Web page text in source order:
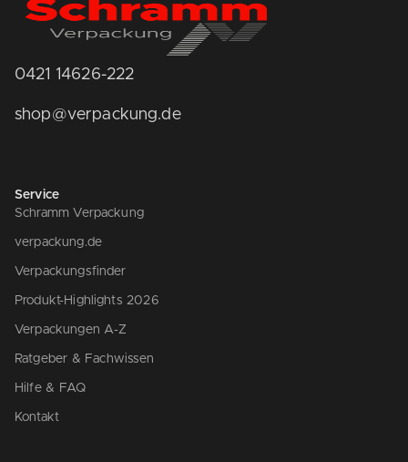
0421 14626-222
shop@verpackung.de
Service
Schramm Verpackung
verpackung.de
Verpackungsfinder
Produkt-Highlights 2026
Verpackungen A-Z
Ratgeber & Fachwissen
Hilfe & FAQ
Kontakt